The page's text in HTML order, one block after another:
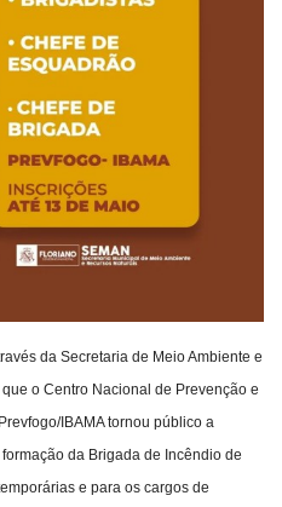
da Secretaria de Meio Ambiente e
o Centro Nacional de Prevenção e
IBAMA tornou público a
da Brigada de Incêndio de
e para os cargos de